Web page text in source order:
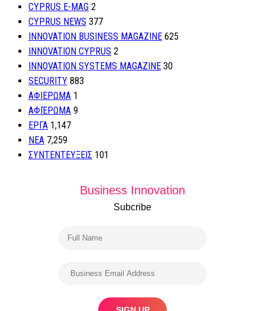
CYPRUS E-MAG 2
CYPRUS NEWS 377
INNOVATION BUSINESS MAGAZINE 625
INNOVATION CYPRUS 2
INNOVATION SYSTEMS MAGAZINE 30
SECURITY 883
ΑΦΙΕΡΩΜΑ 1
ΑΦΙΈΡΩΜΑ 9
ΕΡΓΑ 1,147
ΝΕΑ 7,259
ΣΥΝΤΕΝΤΕΥΞΕΙΣ 101
Business Innovation
Subcribe